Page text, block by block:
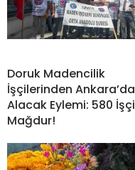
Doruk Madencilik
İşçilerinden Ankara’da
Alacak Eylemi: 580 İşçi
Mağdur!